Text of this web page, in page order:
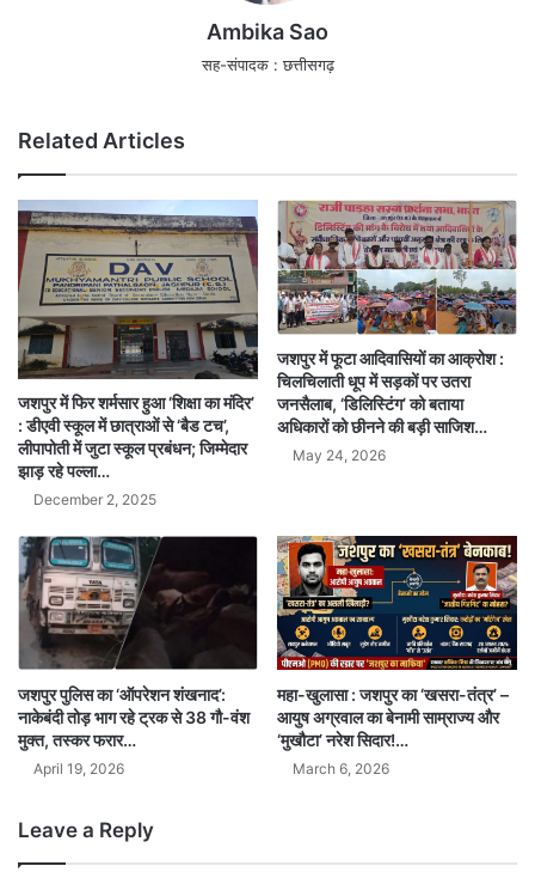
Ambika Sao
सह-संपादक : छत्तीसगढ़
Related Articles
जशपुर में फिर शर्मसार हुआ ‘शिक्षा का मंदिर’
: डीएवी स्कूल में छात्राओं से ‘बैड टच’,
लीपापोती में जुटा स्कूल प्रबंधन; जिम्मेदार
झाड़ रहे पल्ला…
December 2, 2025
जशपुर में फूटा आदिवासियों का आक्रोश :
चिलचिलाती धूप में सड़कों पर उतरा
जनसैलाब, ‘डिलिस्टिंग’ को बताया
अधिकारों को छीनने की बड़ी साजिश…
May 24, 2026
जशपुर पुलिस का ‘ऑपरेशन शंखनाद’:
नाकेबंदी तोड़ भाग रहे ट्रक से 38 गौ-वंश
मुक्त, तस्कर फरार…
April 19, 2026
महा-खुलासा : जशपुर का ‘खसरा-तंत्र’ –
आयुष अग्रवाल का बेनामी साम्राज्य और
‘मुखौटा’ नरेश सिदार!…
March 6, 2026
Leave a Reply